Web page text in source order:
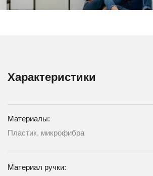
Характеристики
Материалы:
Пластик, микрофибра
Материал ручки: